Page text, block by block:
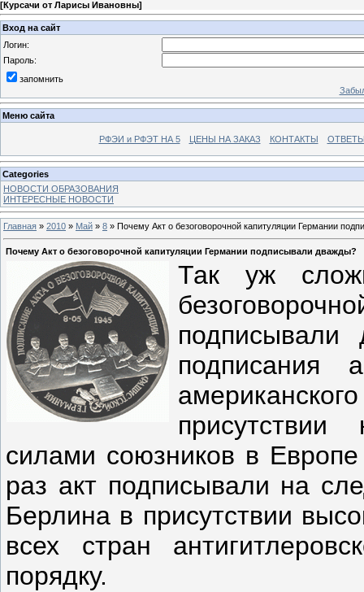
[Курсачи от Ларисы Ивановны]
Вход на сайт
Логин:
Пароль:
запомнить
Меню сайта
РФЭИ и РФЭТ НА 5 ЦЕНЫ НА ЗАКАЗ КОНТАКТЫ
Categories
НОВОСТИ ОБРАЗОВАНИЯ
ИНТЕРЕСНЫЕ НОВОСТИ
Главная » 2010 » Май » 8 » Почему Акт о безоговорочной капитуляции Германии
Почему Акт о безоговорочной капитуляции Германии подписывали дважды?
Так уж
присутствии
силами союзников в
раз акт подписывали на
Берлина в присутствии
всех стран
порядку.